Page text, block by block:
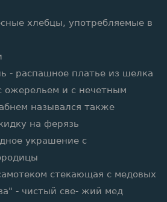
хлебцы, употребляемые в
- распашное платье из шелка
ожерельем и с нечетным
назывался также
на ферязь
украшение с
стекающая с медовых
- чистый све- жий мед